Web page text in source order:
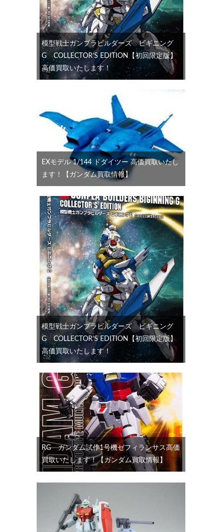
模型戦士ガンプラビルダーズ ビギニング
G COLLECTOR’S EDITION【初回限定版】
高価買取いたします！
EXモデル 1/144 ドダイツー 高価買取いたし
ます！【ガンダム買取情報】
模型戦士ガンプラビルダーズ ビギニング
G COLLECTOR’S EDITION【初回限定版】
高価買取いたします！
RG ガンダム試作1号機ゼフィランサス高価
買取いたします！【ガンダム買取情報】